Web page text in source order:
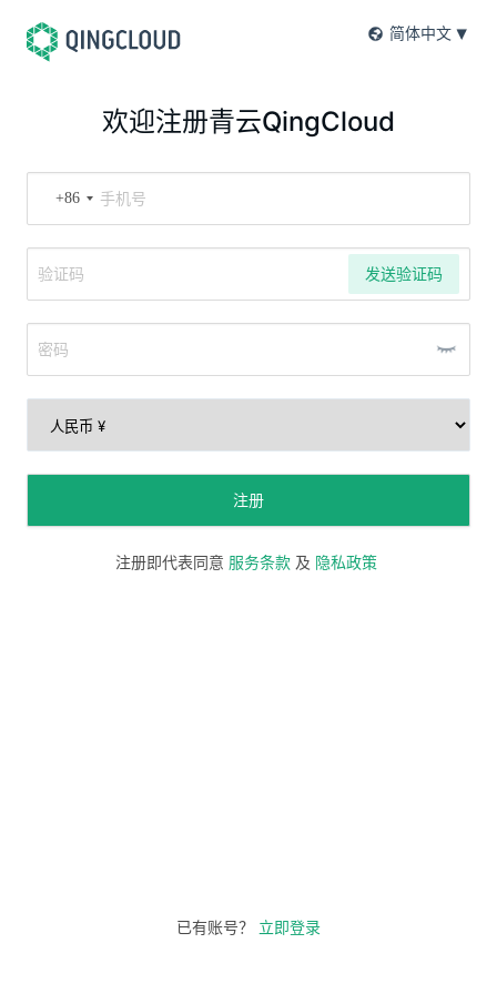
简体中文
欢迎注册青云QingCloud
+86
发送验证码
注册
注册即代表同意 服务条款 及 隐私政策
已有账号？ 立即登录